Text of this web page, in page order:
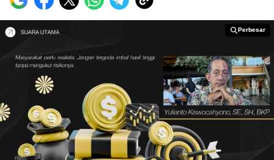
Perbesar
Perbesar